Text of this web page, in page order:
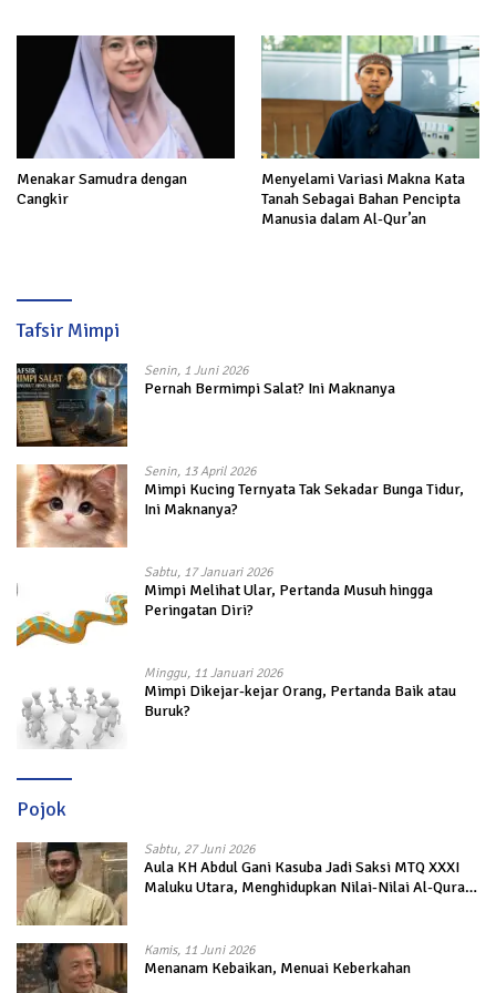
Menakar Samudra dengan
Cangkir
Menyelami Variasi Makna Kata
Tanah Sebagai Bahan Pencipta
Manusia dalam Al-Qur’an
Tafsir Mimpi
Senin, 1 Juni 2026
Pernah Bermimpi Salat? Ini Maknanya
Senin, 13 April 2026
Mimpi Kucing Ternyata Tak Sekadar Bunga Tidur,
Ini Maknanya?
Sabtu, 17 Januari 2026
Mimpi Melihat Ular, Pertanda Musuh hingga
Peringatan Diri?
Minggu, 11 Januari 2026
Mimpi Dikejar-kejar Orang, Pertanda Baik atau
Buruk?
Pojok
Sabtu, 27 Juni 2026
Aula KH Abdul Gani Kasuba Jadi Saksi MTQ XXXI
Maluku Utara, Menghidupkan Nilai-Nilai Al-Quran
Kamis, 11 Juni 2026
Menanam Kebaikan, Menuai Keberkahan